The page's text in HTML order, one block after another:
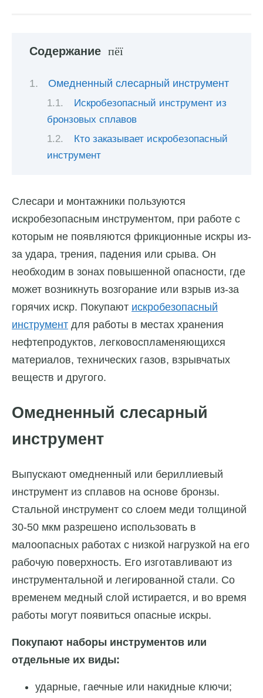
Содержание
Омедненный слесарный инструмент
Искробезопасный инструмент из
бронзовых сплавов
Кто заказывает искробезопасный
инструмент
Слесари и монтажники пользуются
искробезопасным инструментом, при работе с
которым не появляются фрикционные искры из-
за удара, трения, падения или срыва. Он
необходим в зонах повышенной опасности, где
может возникнуть возгорание или взрыв из-за
горячих искр. Покупают искробезопасный
инструмент для работы в местах хранения
нефтепродуктов, легковоспламеняющихся
материалов, технических газов, взрывчатых
веществ и другого.
Омедненный слесарный
инструмент
Выпускают омедненный или бериллиевый
инструмент из сплавов на основе бронзы.
Стальной инструмент со слоем меди толщиной
30-50 мкм разрешено использовать в
малоопасных работах с низкой нагрузкой на его
рабочую поверхность. Его изготавливают из
инструментальной и легированной стали. Со
временем медный слой истирается, и во время
работы могут появиться опасные искры.
Покупают наборы инструментов или
отдельные их виды:
ударные, гаечные или накидные ключи;